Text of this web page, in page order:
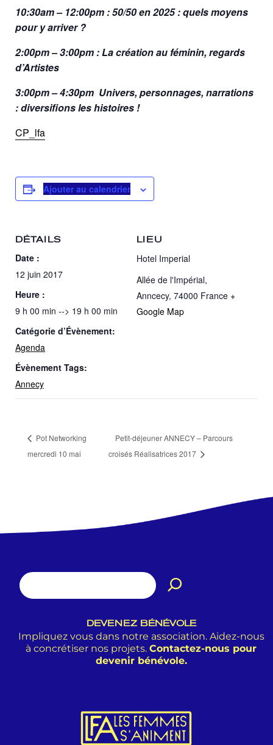
10:30am – 12:00pm :50/50 en 2025 :quels moyens
pour y arriver ?
2:00pm – 3:00pm :La création au féminin, regards
d’Artistes
3:00pm – 4:30pm Univers, personnages, narrations
: diversifions les histoires !
CP_lfa
Ajouter au calendrier
DÉTAILS
Date :
12 juin 2017
Heure :
9 h 00 min --> 19 h 00 min
Catégorie d’Évènement:
Agenda
Évènement Tags:
Annecy
LIEU
Hotel Imperial
Allée de l'Impérial,
Anncecy, 74000 France +
Google Map
Pot Networking
mercredi 10 mai
Petit-déjeuner ANNECY – Parcours
croisés Réalisatrices 2017
DEVENEZ BÉNÉVOLE
Impliquez vous dans notre association. Aidez-nous
à concrétiser nos projets. Contactez-nous pour
devenir bénévole.